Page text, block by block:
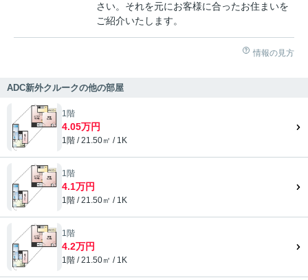
さい。それを元にお客様に合ったお住まいを
ご紹介いたします。
情報の見方
ADC新外クルークの他の部屋
1階
4.05万円
1階 / 21.50㎡ / 1K
1階
4.1万円
1階 / 21.50㎡ / 1K
1階
4.2万円
1階 / 21.50㎡ / 1K